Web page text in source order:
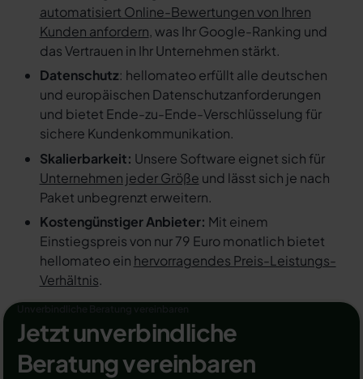
automatisiert Online-Bewertungen von Ihren
Kunden anfordern, was Ihr Google-Ranking und
das Vertrauen in Ihr Unternehmen stärkt.
Datenschutz: hellomateo erfüllt alle deutschen
und europäischen Datenschutzanforderungen
und bietet Ende-zu-Ende-Verschlüsselung für
sichere Kundenkommunikation.
Skalierbarkeit: Unsere Software eignet sich für
Unternehmen jeder Größe und lässt sich je nach
Paket unbegrenzt erweitern.
Kostengünstiger Anbieter: Mit einem
Einstiegspreis von nur 79 Euro monatlich bietet
hellomateo ein hervorragendes Preis-Leistungs-
Verhältnis.
Jetzt unverbindliche
Beratung vereinbaren